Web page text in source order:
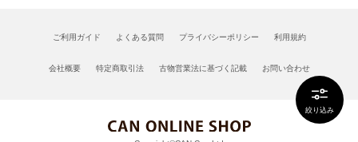
絞り込み
ご利用ガイド よくある質問 プライバシーポリシー 利用規約
会社概要 特定商取引法 古物営業法に基づく記載 お問い合わせ